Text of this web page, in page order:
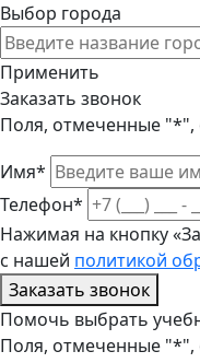
Выбор города
Применить
Заказать звонок
Поля, отмеченные "*",
Имя*
Телефон*
Нажимая на кнопку
с нашей политикой
Заказать звонок
Помочь выбрать
Поля, отмеченные "*",